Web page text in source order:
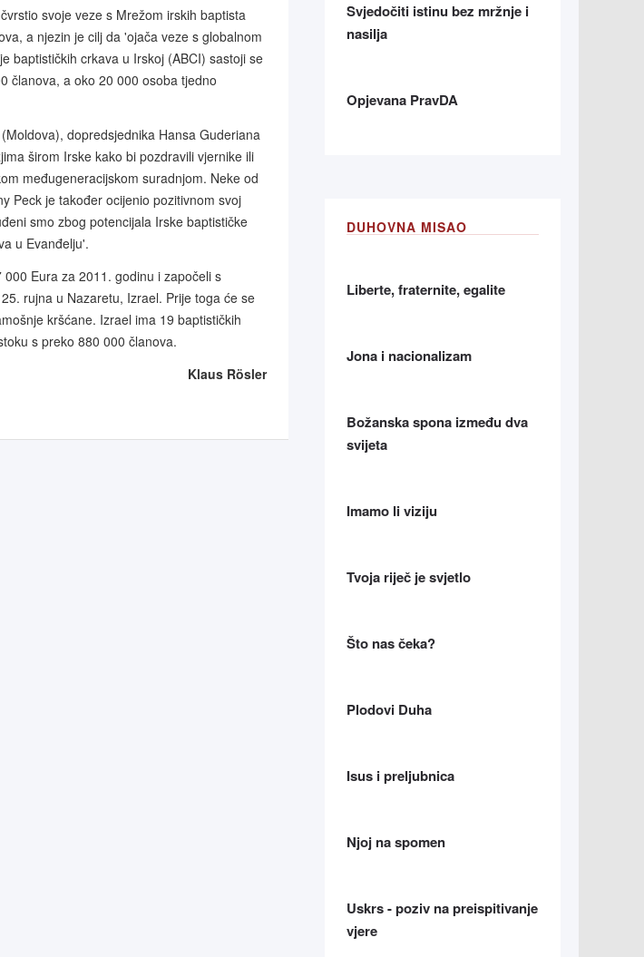
svoje veze s Mrežom irskih baptista
a njezin je cilj da 'ojača veze s globalnom
baptističkih crkava u Irskoj (ABCI) sastoji se
članova, a oko 20 000 osoba tjedno
dopredsjednika Hansa Guderiana
širom Irske kako bi pozdravili vjernike ili
međugeneracijskom suradnjom. Neke od
Peck je također ocijenio pozitivnom svoj
smo zbog potencijala Irske baptističke
u Evanđelju'.
Eura za 2011. godinu i započeli s
rujna u Nazaretu, Izrael. Prije toga će se
kršćane. Izrael ima 19 baptističkih
s preko 880 000 članova.
Klaus Rösler
Svjedočiti istinu bez mržnje i
nasilja
Opjevana PravDA
DUHOVNA MISAO
Liberte, fraternite, egalite
Jona i nacionalizam
Božanska spona između dva
svijeta
Imamo li viziju
Tvoja riječ je svjetlo
Što nas čeka?
Plodovi Duha
Isus i preljubnica
Njoj na spomen
Uskrs - poziv na preispitivanje
vjere